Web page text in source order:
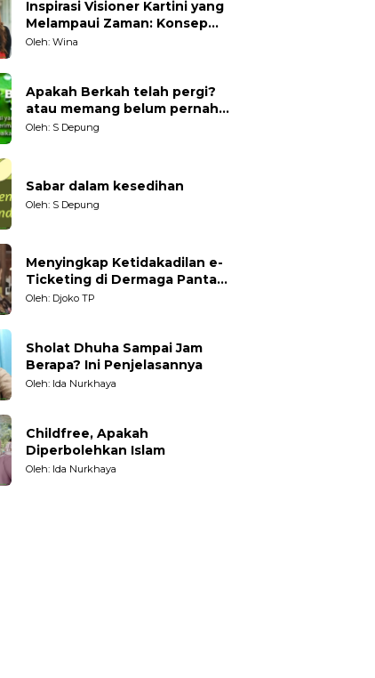
Inspirasi Visioner Kartini yang
Melampaui Zaman: Konsep
Kecakapan Hidup bagi
Oleh: Wina
Apakah Berkah telah pergi?
atau memang belum pernah
datang?
Oleh: S Depung
Sabar dalam kesedihan
Oleh: S Depung
Menyingkap Ketidakadilan e-
Ticketing di Dermaga Pantai
Kartini Jepara, terhadap
Oleh: Djoko TP
Sholat Dhuha Sampai Jam
Berapa? Ini Penjelasannya
Oleh: Ida Nurkhaya
Childfree, Apakah
Diperbolehkan Islam
Oleh: Ida Nurkhaya